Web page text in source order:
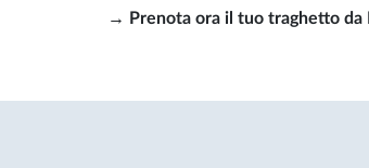
→ Prenota ora il tuo traghetto